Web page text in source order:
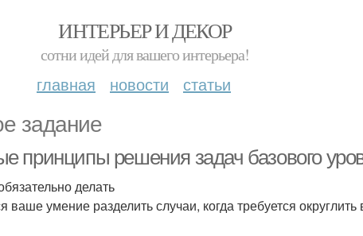
ИНТЕРЬЕР И ДЕКОР
сотни идей для вашего интерьера!
главная новости статьи
задание
принципы решения задач базового
делать
ваше умение разделить случаи, когда требуется